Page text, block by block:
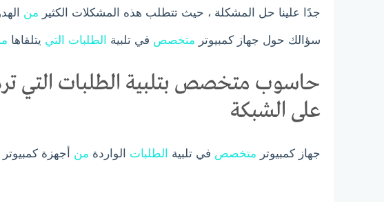
جدًا علينا حل المشكلة ، حيث تتطلب هذه المشكلات الكثير من
سؤالك حول جهاز كمبيوتر متخصص في تلبية الطلبات التي يتلقاها
حاسوب متخصص بتلبية الطلبات التي
على الشبكة
جهاز كمبيوتر متخصص في تلبية الطلبات الواردة من أجهزة